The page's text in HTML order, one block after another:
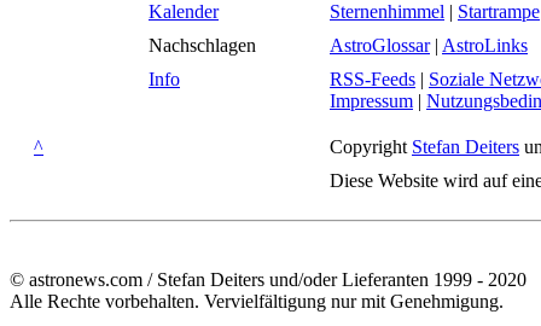
Kalender
Sternenhimmel | Startrampe
Nachschlagen
AstroGlossar| AstroLinks
Info
RSS-Feeds | Soziale
Impressum |
^ Copyright Stefan Deiters
Diese Website wird auf
© astronews.com / Stefan Deiters und/oder Lieferanten 1999 - 2020
Alle Rechte vorbehalten. Vervielfältigung nur mit Genehmigung.